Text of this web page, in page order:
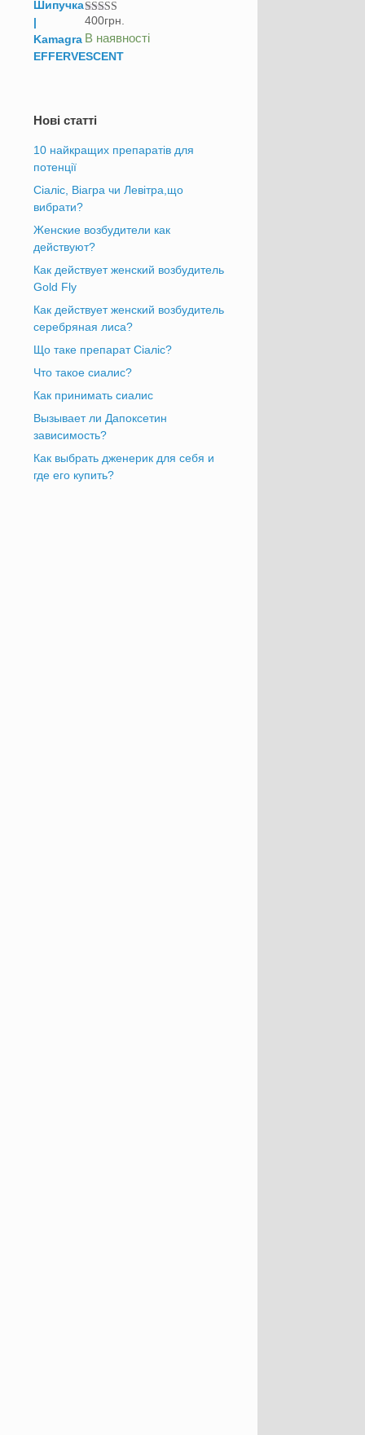
Оцінено в
5.00з 5
400грн.
В наявності
Нові статті
10 найкращих препаратів для
потенції
Сіаліс, Віагра чи Левітра,що
вибрати?
Женские возбудители как
действуют?
Как действует женский возбудитель
Gold Fly
Как действует женский возбудитель
серебряная лиса?
Що таке препарат Сіаліс?
Что такое сиалис?
Как принимать сиалис
Вызывает ли Дапоксетин
зависимость?
Как выбрать дженерик для себя и
где его купить?